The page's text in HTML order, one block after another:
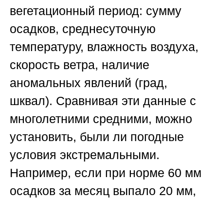
вегетационный период: сумму
осадков, среднесуточную
температуру, влажность воздуха,
скорость ветра, наличие
аномальных явлений (град,
шквал). Сравнивая эти данные с
многолетними средними, можно
установить, были ли погодные
условия экстремальными.
Например, если при норме 60 мм
осадков за месяц выпало 20 мм,